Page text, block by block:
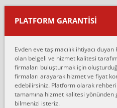
yapıştırm...
Murat:
çalıştıklarını, müş...
Ahmet:
Lüleburgaz güngünes evden eve naklyat
anlaştık sabah eve geldiklerinde de
sarcaz demelerine r...
PLATFORM GARANTİSİ
Evden eve taşımacılık ihtiyacı
olan belgeli ve hizmet kalitesi
firmaları buluşturmak için
firmaları arayarak hizmet ve fiyat
edebilirsiniz. Platform olarak
tamamına hizmet kalitesi yönünden
bilmenizi isteriz.